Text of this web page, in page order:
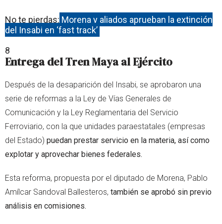
No te pierdas: Morena y aliados aprueban la extinción
del Insabi en ‘fast track’
8
Entrega del Tren Maya al Ejército
Después de la desaparición del Insabi, se aprobaron una
serie de reformas a la Ley de Vías Generales de
Comunicación y la Ley Reglamentaria del Servicio
Ferroviario, con la que unidades paraestatales (empresas
del Estado) puedan prestar servicio en la materia, así como
explotar y aprovechar bienes federales.
Esta reforma, propuesta por el diputado de Morena, Pablo
Amílcar Sandoval Ballesteros, también se aprobó sin previo
análisis en comisiones.